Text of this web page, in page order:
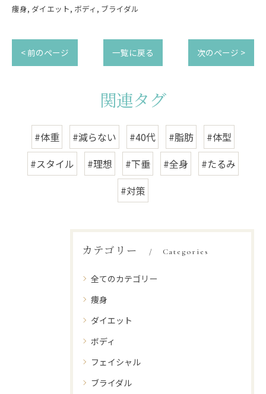
痩身 ダイエット ボディ ブライダル
< 前のページ 一覧に戻る 次のページ >
関連タグ
#体重 #減らない #40代 #脂肪
#体型
#スタイル
#理想 #下垂 #全身
#たるみ
#対策
カテゴリー Categories
全てのカテゴリー
痩身
ダイエット
ボディ
フェイシャル
ブライダル